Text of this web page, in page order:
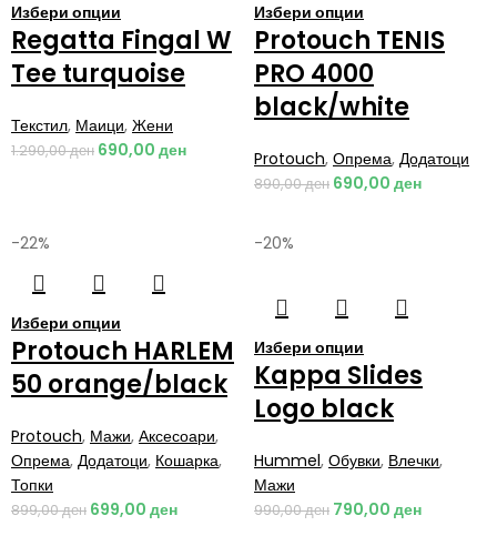
Избери опции
Regatta Fingal W
Tee turquoise
Текстил, Маици, Жени
1.290,00ден 690,00 ден
Избери опции
Protouch TENIS
PRO 4000
black/white
Protouch, Опрема, Додатоци
890,00ден 690,00 ден
-22%
Избери опции
Protouch HARLEM
50 orange/black
Protouch, Мажи, Аксесоари,
Опрема, Додатоци, Кошарка,
Топки
899,00ден 699,00 ден
-20%
Избери опции
Kappa Slides
Logo black
Hummel, Обувки, Влечки,
Мажи
990,00ден 790,00 ден